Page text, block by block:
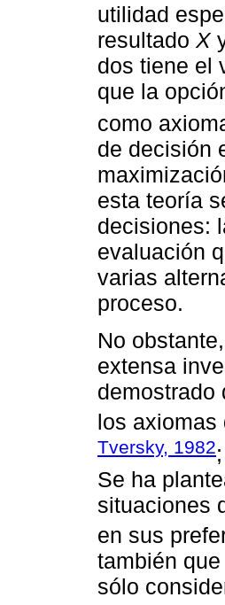
utilidad
resultado X
dos tiene el
que la
como
de decisión
esta teoría
decisiones:
evaluación
varias
proceso.
No
extensa
demostrado
los axiomas
Tversky, 1982;
Se ha
situaciones
en sus
también
sólo